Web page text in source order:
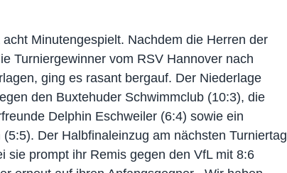
Minutengespielt. Nachdem die Herren der
Turniergewinner vom RSV Hannover nach
ging es rasant bergauf. Der Niederlage
den Buxtehuder Schwimmclub (10:3), die
Delphin Eschweiler (6:4) sowie ein
Der Halbfinaleinzug am nächsten Turniertag
sie prompt ihr Remis gegen den VfL mit 8:6